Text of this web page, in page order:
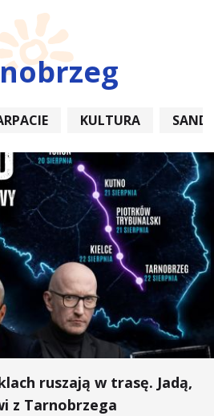
KULTURA
ruszają w trasę. Jadą,
z Tarnobrzega